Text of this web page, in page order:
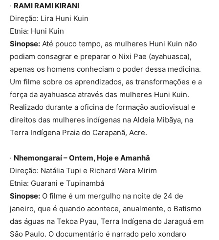
· RAMI RAMI KIRANI
Direção: Lira Huni Kuin
Etnia: Huni Kuin
Sinopse: Até pouco tempo, as mulheres Huni Kuin não
podiam consagrar e preparar o Nixi Pae (ayahuasca),
apenas os homens conheciam o poder dessa medicina.
Um filme sobre os aprendizados, as transformações e a
força da ayahuasca através das mulheres Huni Kuin.
Realizado durante a oficina de formação audiovisual e
direitos das mulheres indígenas na Aldeia Mibãya, na
Terra Indígena Praia do Carapanã, Acre.
· Nhemongaraí – Ontem, Hoje e Amanhã
Direção: Natália Tupi e Richard Wera Mirim
Etnia: Guarani e Tupinambá
Sinopse: O filme é um mergulho na noite de 24 de
janeiro, que é quando acontece, anualmente, o Batismo
das águas na Tekoa Pyau, Terra Indígena do Jaraguá em
São Paulo. O documentário é narrado pelo xondaro